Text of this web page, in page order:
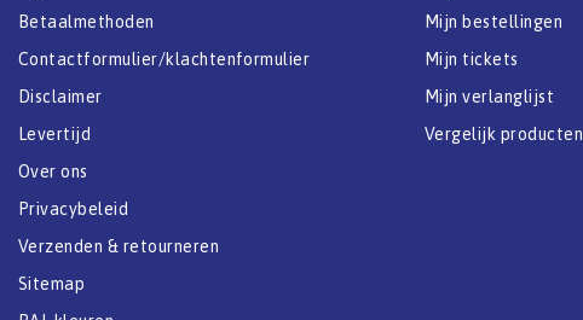
Betaalmethoden
Contactformulier/klachtenformulier
Disclaimer
Levertijd
Over ons
Privacybeleid
Verzenden & retourneren
Sitemap
Mijn bestellingen
Mijn tickets
Mijn verlanglijst
Vergelijk producten